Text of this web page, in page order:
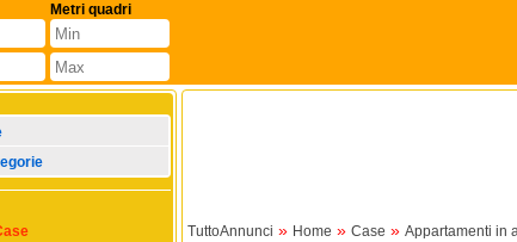
Metri quadri
TuttoAnnunci » Home » Case » Appartamenti in